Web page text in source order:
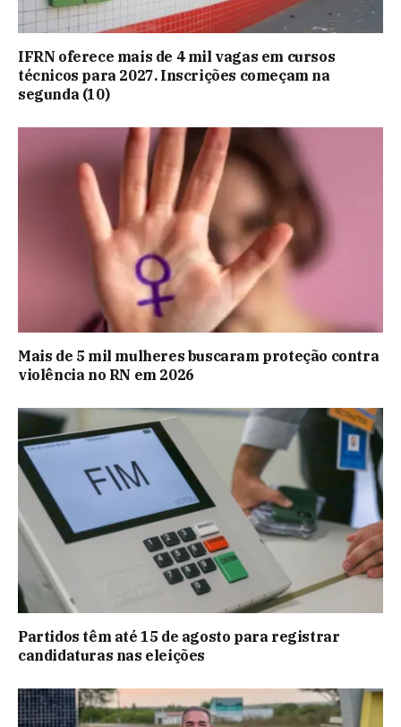
IFRN oferece mais de 4 mil vagas em cursos
técnicos para 2027. Inscrições começam na
segunda (10)
Mais de 5 mil mulheres buscaram proteção contra
violência no RN em 2026
Partidos têm até 15 de agosto para registrar
candidaturas nas eleições